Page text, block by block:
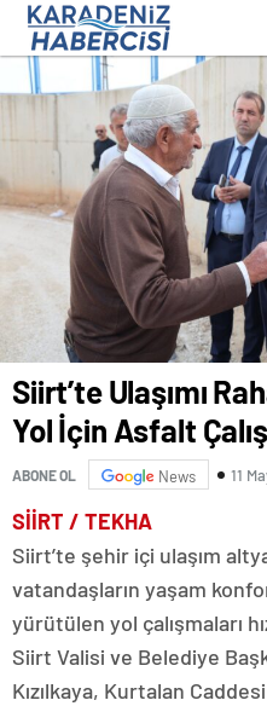
Siirt’te Ulaşımı
Yol İçin Asfalt
ABONE OL News 11
SİİRT / TEKHA
Siirt’te şehir içi ulaşım
vatandaşların yaşam
yürütülen yol çalışmaları
Siirt Valisi ve Belediye
Kızılkaya, Kurtalan